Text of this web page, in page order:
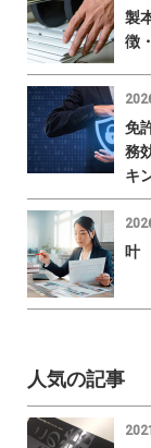
製
徴
免
務
キ
叶
人気の記事